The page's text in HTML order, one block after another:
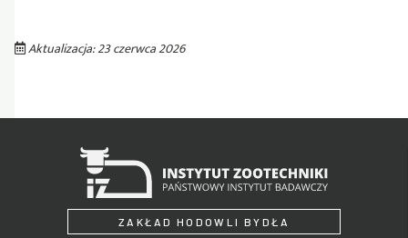
Aktualizacja: 23 czerwca 2026
ZAKŁAD HODOWLI BYDŁA